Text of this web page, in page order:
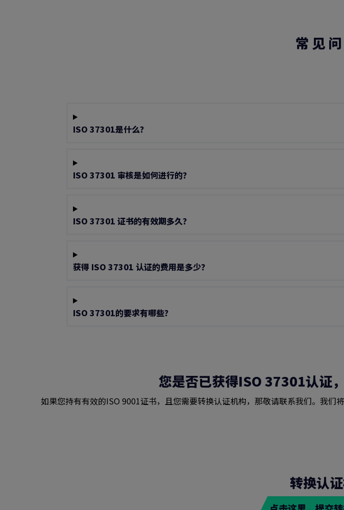
常 见
ISO 37301是什么？
ISO 37301 审核是如何进行的？
ISO 37301 证书的有效期多久？
获得 ISO 37301 认证的费用是多少？
ISO 37301的要求有哪些？
您是否已获得ISO 37301认证
如果您持有有效的ISO 9001证书，且您需要转换认证机构，那敬请联系我们。我们
转换认